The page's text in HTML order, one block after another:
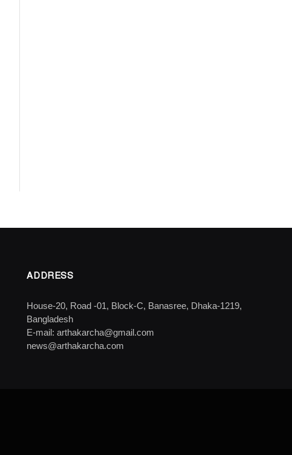
ADDRESS
House-20, Road -01, Block-C, Banasree, Dhaka-1219,
Bangladesh
E-mail: arthakarcha@gmail.com
news@arthakarcha.com